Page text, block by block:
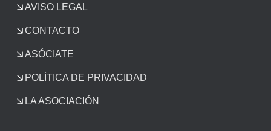
AVISO LEGAL
CONTACTO
ASÓCIATE
POLÍTICA DE PRIVACIDAD
LA ASOCIACIÓN